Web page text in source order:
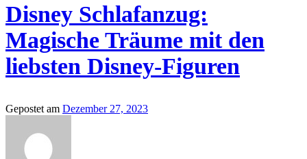
Disney Schlafanzug:
Magische Träume mit den
liebsten Disney-Figuren
Gepostet am Dezember 27, 2023